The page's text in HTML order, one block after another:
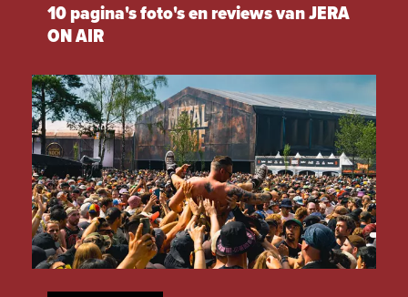
10 pagina's foto's en reviews van JERA
ON AIR